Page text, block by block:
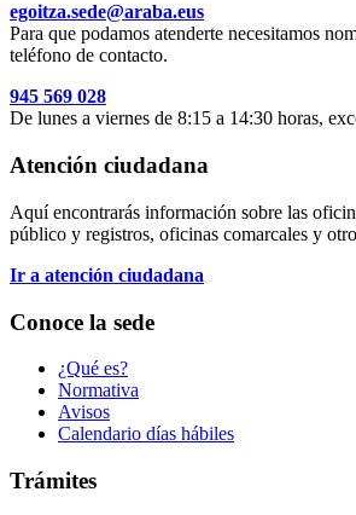
egoitza.sede@araba.eus
Para que podamos atenderte necesitamos
teléfono de contacto.
945 569 028
De lunes a viernes de 8:15 a 14:30 horas,
Atención ciudadana
Aquí encontrarás información sobre las
público y registros, oficinas comarcales y
Ir a atención ciudadana
Conoce la sede
¿Qué es?
Normativa
Avisos
Calendario días hábiles
Trámites